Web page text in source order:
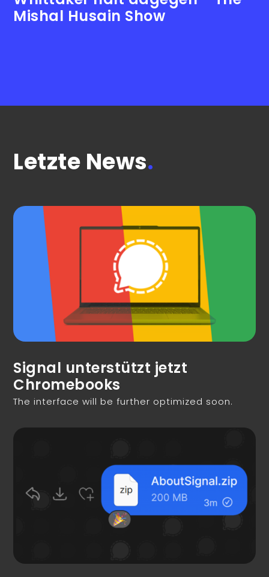
Mishal Husain Show
Letzte News.
Signal unterstützt jetzt
Chromebooks
The interface will be further optimized soon.